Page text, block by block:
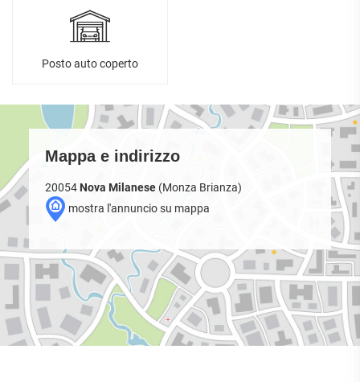
Posto auto coperto
Mappa e indirizzo
20054 Nova Milanese(Monza Brianza)
mostra l'annuncio su mappa